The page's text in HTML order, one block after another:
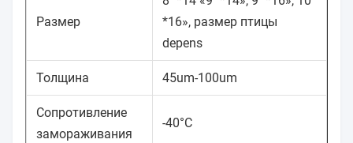
Размер
*16», размер птицы
depens
Толщина 45um-100um
Сопротивление
замораживания
-40°C